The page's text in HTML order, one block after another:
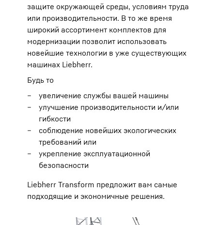
защите окружающей среды, условиям труда
или производительности. В то же время
широкий ассортимент комплектов для
модернизации позволит использовать
новейшие технологии в уже существующих
машинах Liebherr.
Будь то
увеличение службы вашей машины
улучшение производительности и/или
гибкости
соблюдение новейших экологических
требований или
укрепление эксплуатационной
безопасности
Liebherr Transform предложит вам самые
подходящие и экономичные решения.